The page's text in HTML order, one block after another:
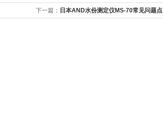
下一篇： 日本AND水份测定仪MS-70常见问题点